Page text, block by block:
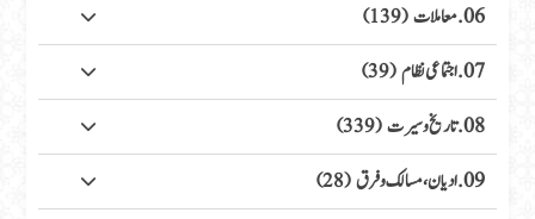
06. معاملات (139)
07. اجتماعی نظام (39)
08. تاریخ وسیرت (339)
09. ادیان، مسالک وفرق (28)